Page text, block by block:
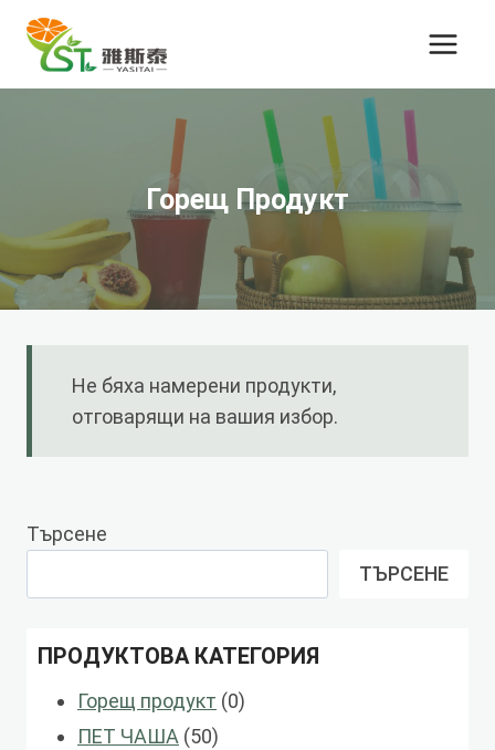
Преминете
към
съдържанието
Горещ Продукт
Не бяха намерени продукти,
отговарящи на вашия избор.
Търсене
ТЪРСЕНЕ
ПРОДУКТОВА КАТЕГОРИЯ
Горещ продукт 00
ПЕТ ЧАША 5050